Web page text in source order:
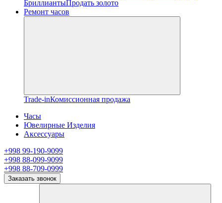
БриллиантыПродать золото
Ремонт часов
Trade-inКомиссионная продажа
Часы
Ювелирные Изделия
Аксессуары
+998 99-190-9099
+998 88-099-9099
+998 88-709-0999
Заказать звонок